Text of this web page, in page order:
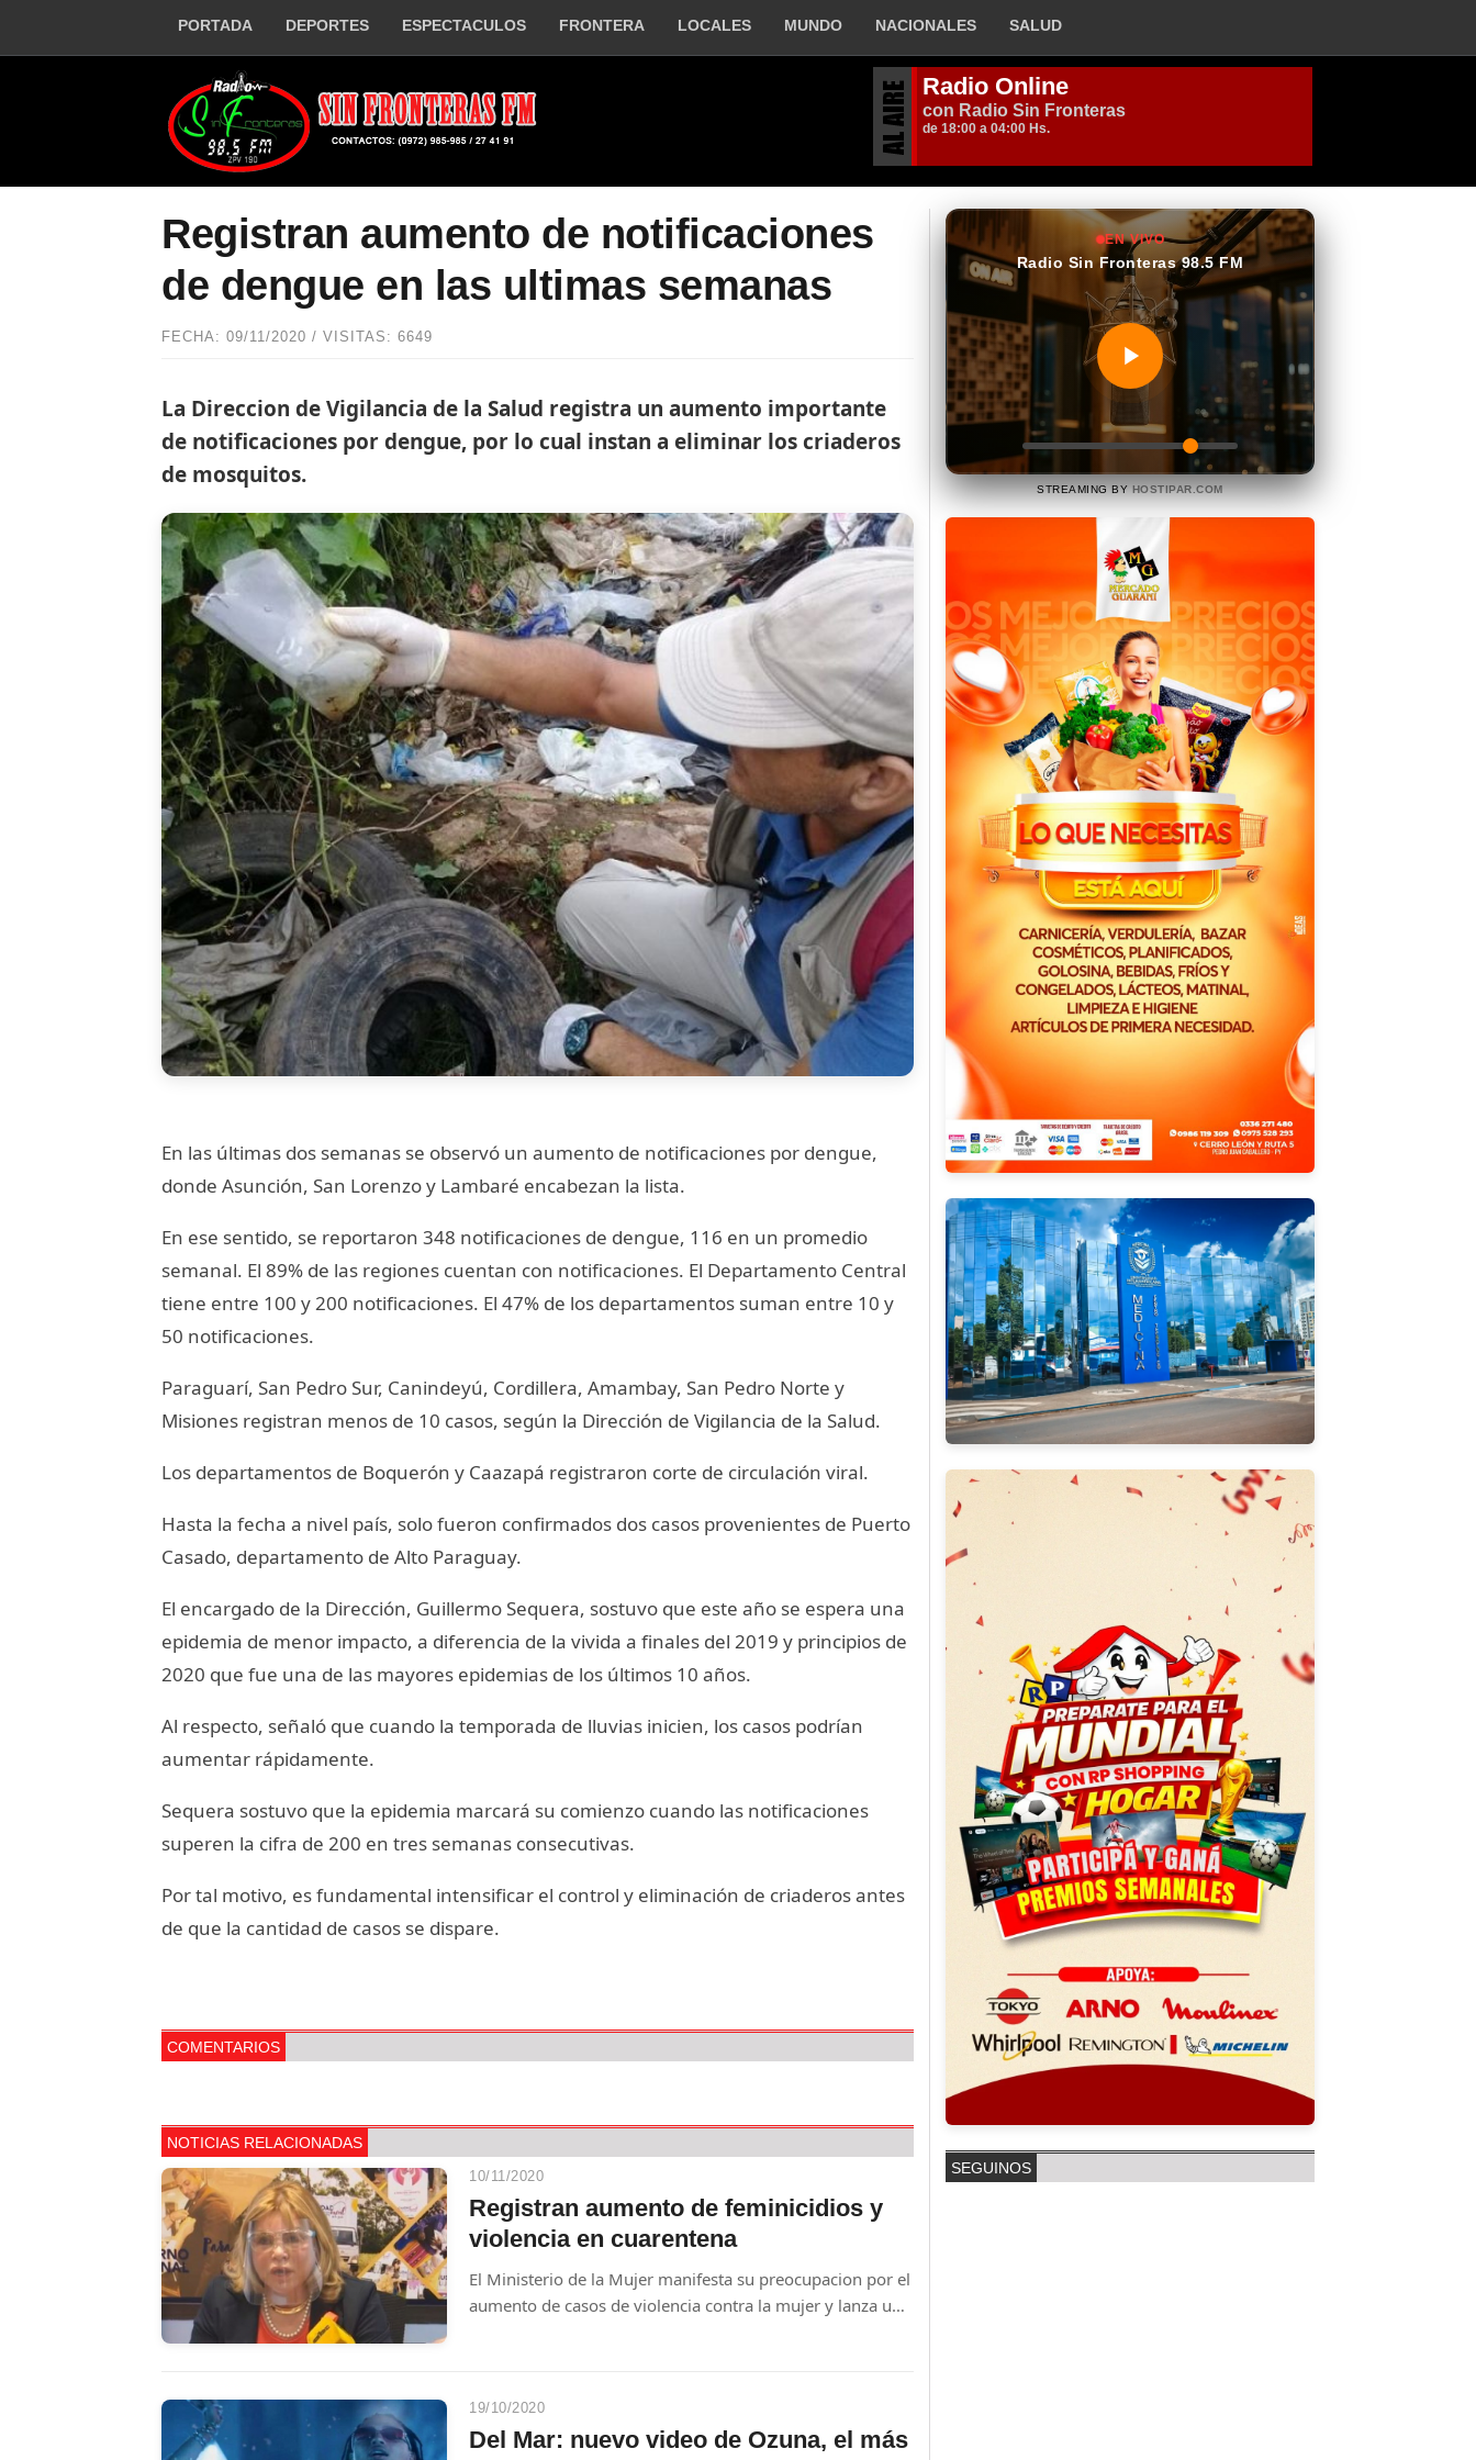
PORTADA DEPORTES ESPECTACULOS FRONTERA LOCALES MUNDO NACIONALES SALUD
Registran aumento de notificaciones
de dengue en las ultimas semanas
FECHA: 09/11/2020 / VISITAS: 6649
La Direccion de Vigilancia de la Salud registra un aumento importante
de notificaciones por dengue, por lo cual instan a eliminar los criaderos
de mosquitos.
En las últimas dos semanas se observó un aumento de notificaciones por dengue,
donde Asunción, San Lorenzo y Lambaré encabezan la lista.
En ese sentido, se reportaron 348 notificaciones de dengue, 116 en un promedio
semanal. El 89% de las regiones cuentan con notificaciones. El Departamento Central
tiene entre 100 y 200 notificaciones. El 47% de los departamentos suman entre 10 y
50 notificaciones.
Paraguarí, San Pedro Sur, Canindeyú, Cordillera, Amambay, San Pedro Norte y
Misiones registran menos de 10 casos, según la Dirección de Vigilancia de la Salud.
Los departamentos de Boquerón y Caazapá registraron corte de circulación viral.
Hasta la fecha a nivel país, solo fueron confirmados dos casos provenientes de Puerto
Casado, departamento de Alto Paraguay.
El encargado de la Dirección, Guillermo Sequera, sostuvo que este año se espera una
epidemia de menor impacto, a diferencia de la vivida a finales del 2019 y principios de
2020 que fue una de las mayores epidemias de los últimos 10 años.
Al respecto, señaló que cuando la temporada de lluvias inicien, los casos podrían
aumentar rápidamente.
Sequera sostuvo que la epidemia marcará su comienzo cuando las notificaciones
superen la cifra de 200 en tres semanas consecutivas.
Por tal motivo, es fundamental intensificar el control y eliminación de criaderos antes
de que la cantidad de casos se dispare.
COMENTARIOS
NOTICIAS RELACIONADAS
10/11/2020
Registran aumento de feminicidios y
violencia en cuarentena
El Ministerio de la Mujer manifesta su preocupacion por el
aumento de casos de violencia contra la mujer y lanza una
19/10/2020
Del Mar: nuevo video de Ozuna, el más
EN VIVO
Radio Sin Fronteras 98.5 FM
STREAMING BY HOSTIPAR.COM
SEGUINOS